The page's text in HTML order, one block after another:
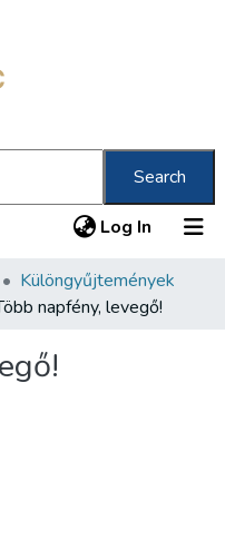
Search
Log In (current)
Különgyűjtemények
napfény, levegő!